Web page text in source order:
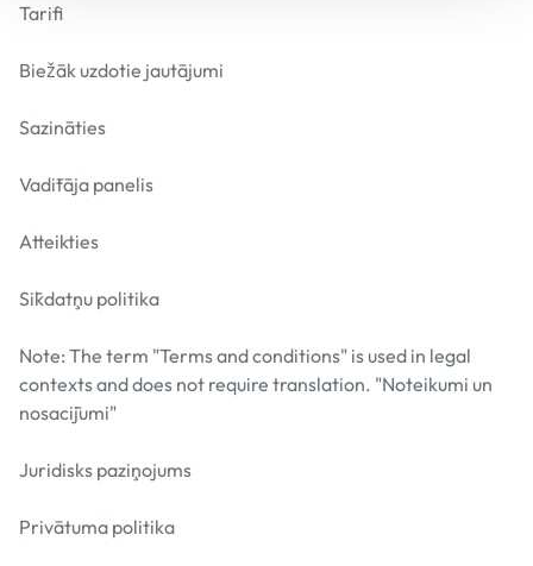
Tarifi
Biežāk uzdotie jautājumi
Sazināties
Vadītāja panelis
Atteikties
Sīkdatņu politika
Note: The term "Terms and conditions" is used in legal
contexts and does not require translation. "Noteikumi un
nosacījumi"
Juridisks paziņojums
Privātuma politika